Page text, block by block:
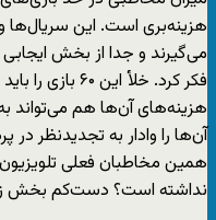
هزینه‌بری است. این سریال‌ها
می‌گیرند و جدا از بخش
فکر کرد. خلأ
هزینه‌های آن‌ها هم می‌تواند به
آن‌ها را وادار به تجدیدنظر در
همین مخاطبان فعلی
نداشته است؟ دست‌کم بخش